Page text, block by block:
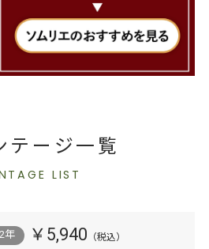
テージ一覧
LIST
年 ￥5,940